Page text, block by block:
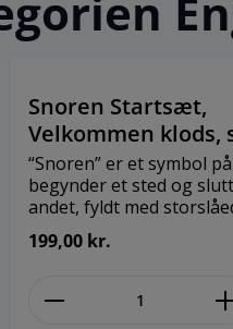
Snoren Startsæt,
Velkommen klods,
snor
“Snoren” er et symbol
begynder et sted og
andet, fyldt med
minder, øjeblikke og
mellem himmel og jord, der gør
“Snoren” som små symboler, og
gør det til dit helt eget.
199,00 kr.